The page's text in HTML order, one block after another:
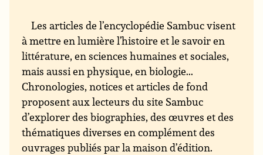
Les articles de l’encyclopédie Sambuc visent
à mettre en lumière l’histoire et le savoir en
littérature, en sciences humaines et sociales,
mais aussi en physique, en biologie...
Chronologies, notices et articles de fond
proposent aux lecteurs du site Sambuc
d’explorer des biographies, des œuvres et des
thématiques diverses en complément des
ouvrages publiés par la maison d’édition.